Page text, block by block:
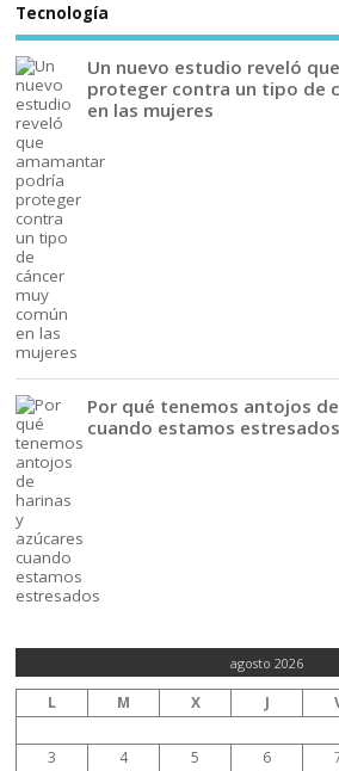
Tecnología
Un nuevo estudio reveló
proteger contra un tipo de
en las mujeres
Por qué tenemos antojos
cuando estamos estresados
agosto 2026
L M X J
3
4 5 6